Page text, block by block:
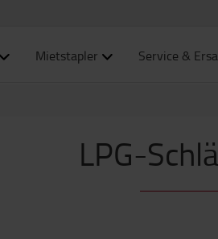
Mietstapler Service &
LPG-